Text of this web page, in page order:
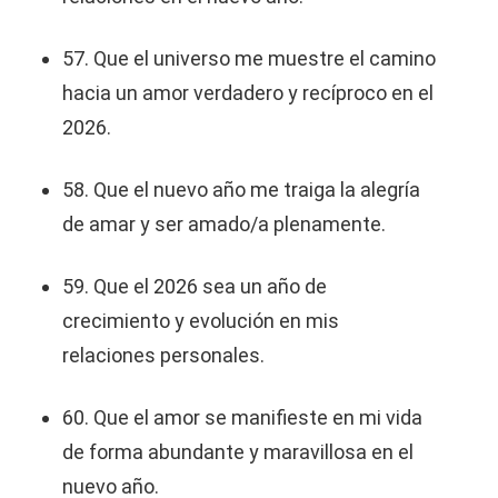
57. Que el universo me muestre el camino
hacia un amor verdadero y recíproco en el
2026.
58. Que el nuevo año me traiga la alegría
de amar y ser amado/a plenamente.
59. Que el 2026 sea un año de
crecimiento y evolución en mis
relaciones personales.
60. Que el amor se manifieste en mi vida
de forma abundante y maravillosa en el
nuevo año.